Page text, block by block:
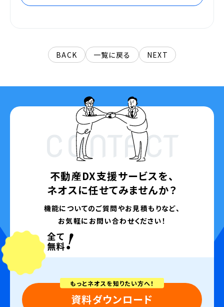
BACK 一覧に戻る NEXT
CONTACT
不動産DX支援サービスを、
ネオスに任せてみませんか？
機能についてのご質問やお見積もりなど、
お気軽にお問い合わせください！
もっとネオスを知りたい方へ！
資料ダウンロード